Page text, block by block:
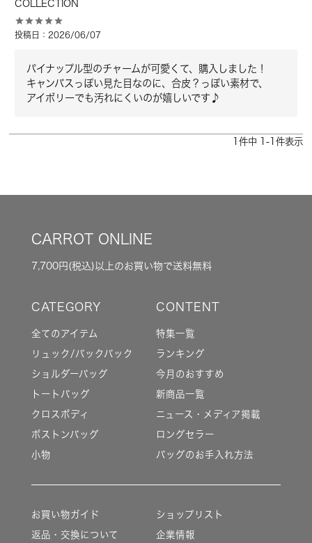
COLLECTION
投稿日 2026/06/07
パイナップル型のチャームが可愛くて、購入しました！
キャンバスっぽい見た目なのに、合皮？っぽい素材で、
アイボリーでも汚れにくいのが嬉しいです♪
件中 -1 件表示
CARROT ONLINE
7,700円(税込)以上のお買い物で送料無料
全てのアイテム
リュック/バックパック
ショルダーバッグ
トートバッグ
クロスボディ
ボストンバッグ
小物
特集一覧
ランキング
今月のおすすめ
新商品一覧
ニュース・メディア掲載
ロングセラー
バッグのお手入れ方法
お買い物ガイド
返品・交換について
ショップリスト
企業情報